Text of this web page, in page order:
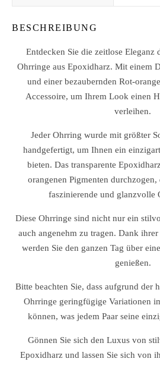
BESCHREIBUNG
Entdecken Sie die zeitlose Eleganz
Ohrringe aus Epoxidharz. Mit einem
und einer bezaubernden Rot-
Accessoire, um Ihrem Look einen
verleihen.
Jeder Ohrring wurde mit größter
handgefertigt, um Ihnen ein
bieten. Das transparente
orangenen Pigmenten
faszinierende und glanzvolle
Diese Ohrringe sind nicht nur ein
auch angenehm zu tragen. Dank
werden Sie den ganzen Tag über
genießen.
Bitte beachten Sie, dass aufgrund der
Ohrringe geringfügige Variationen
können, was jedem Paar seine
Gönnen Sie sich den Luxus von
Epoxidharz und lassen Sie sich von